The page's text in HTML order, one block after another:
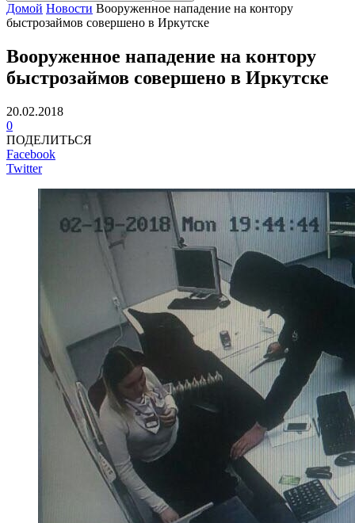
Домой Новости Вооруженное нападение на контору
быстрозаймов совершено в Иркутске
Вооруженное нападение на контору
быстрозаймов совершено в Иркутске
20.02.2018
0
ПОДЕЛИТЬСЯ
Facebook
Twitter